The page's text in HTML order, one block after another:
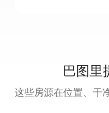
巴图里
这些房源在位置、干